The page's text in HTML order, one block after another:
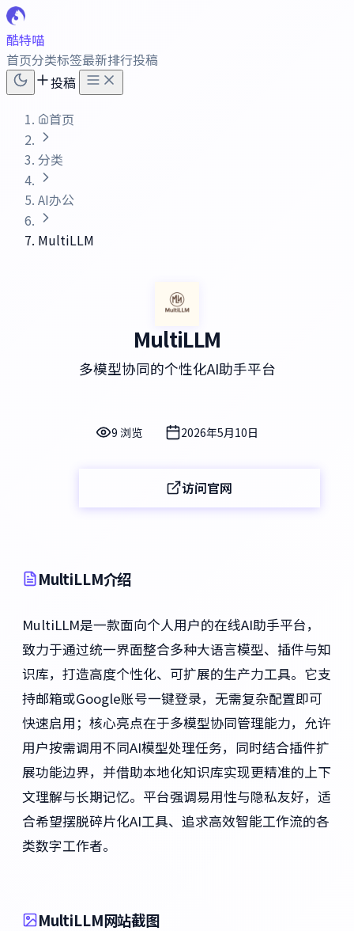
酷特喵
首页分类标签最新排行投稿
投稿
首页
分类
AI办公
MultiLLM
MultiLLM
多模型协同的个性化AI助手平台
9 浏览 2026年5月10日
访问官网
MultiLLM介绍
MultiLLM是一款面向个人用户的在线AI助手平台，
致力于通过统一界面整合多种大语言模型、插件与知
识库，打造高度个性化、可扩展的生产力工具。它支
持邮箱或Google账号一键登录，无需复杂配置即可
快速启用；核心亮点在于多模型协同管理能力，允许
用户按需调用不同AI模型处理任务，同时结合插件扩
展功能边界，并借助本地化知识库实现更精准的上下
文理解与长期记忆。平台强调易用性与隐私友好，适
合希望摆脱碎片化AI工具、追求高效智能工作流的各
类数字工作者。
MultiLLM网站截图